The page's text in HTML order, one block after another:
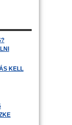
KELL